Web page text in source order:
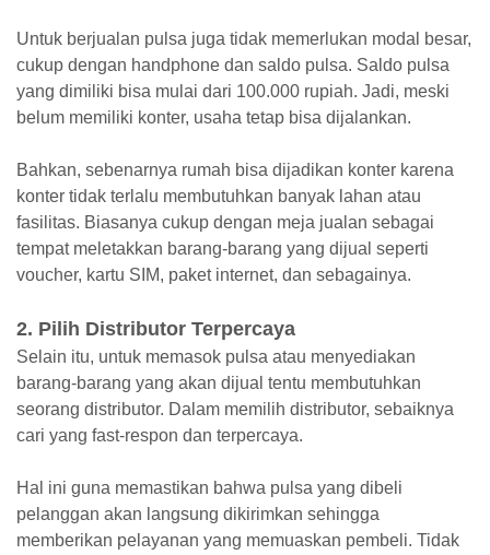
Untuk berjualan pulsa juga tidak memerlukan modal besar,
cukup dengan handphone dan saldo pulsa. Saldo pulsa
yang dimiliki bisa mulai dari 100.000 rupiah. Jadi, meski
belum memiliki konter, usaha tetap bisa dijalankan.
Bahkan, sebenarnya rumah bisa dijadikan konter karena
konter tidak terlalu membutuhkan banyak lahan atau
fasilitas. Biasanya cukup dengan meja jualan sebagai
tempat meletakkan barang-barang yang dijual seperti
voucher, kartu SIM, paket internet, dan sebagainya.
2. Pilih Distributor Terpercaya
Selain itu, untuk memasok pulsa atau menyediakan
barang-barang yang akan dijual tentu membutuhkan
seorang distributor. Dalam memilih distributor, sebaiknya
cari yang fast-respon dan terpercaya.
Hal ini guna memastikan bahwa pulsa yang dibeli
pelanggan akan langsung dikirimkan sehingga
memberikan pelayanan yang memuaskan pembeli. Tidak